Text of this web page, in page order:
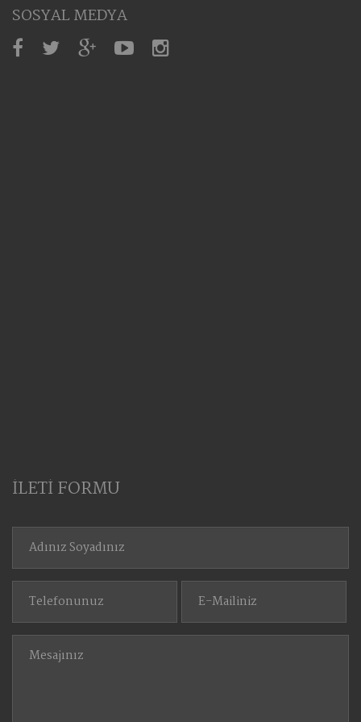
SOSYAL MEDYA
İLETİ FORMU